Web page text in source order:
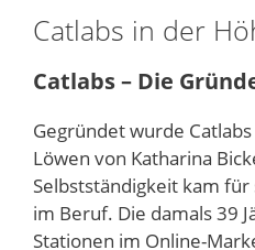
Catlabs in der
Catlabs – Die
Gegründet wurde
Löwen von Katharina
Selbstständigkeit kam für
im Beruf. Die damals 39
Stationen im Online-